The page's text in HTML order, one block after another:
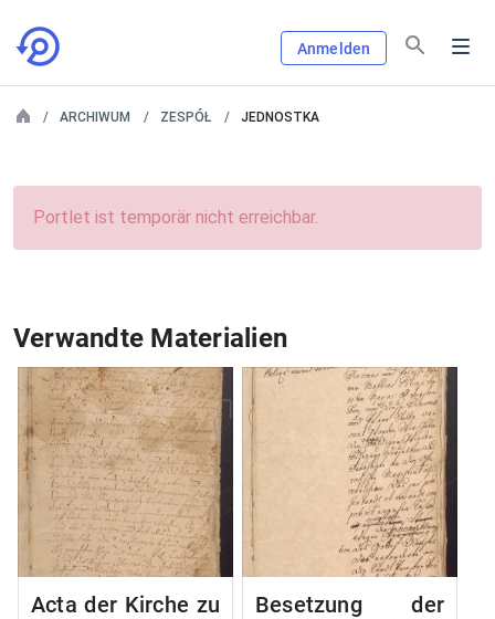
Anmelden
ARCHIWUM ZESPÓŁ JEDNOSTKA
Portlet ist temporär nicht erreichbar.
Verwandte Materialien
Acta der Kirche zu
Besetzung der